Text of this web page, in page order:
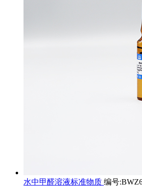
水中甲醛溶液标准物质 编号